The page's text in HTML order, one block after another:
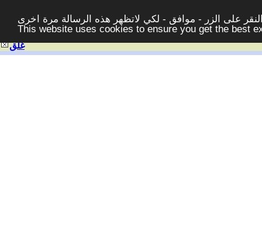
على الزر - موافق - لكي لاتظهر هذه الرسالة مرة اخرى -
This website uses cookies to ensure you get the best
غلق